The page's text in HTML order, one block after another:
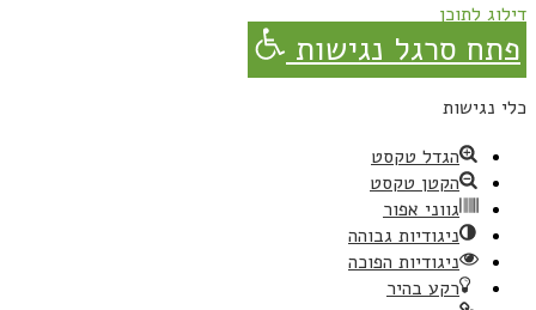
דילוג לתוכן
פתח סרגל נגישות
כלי נגישות
הגדל טקסט
הקטן טקסט
גווני אפור
ניגודיות גבוהה
ניגודיות הפוכה
רקע בהיר